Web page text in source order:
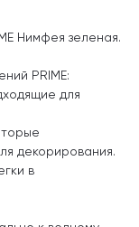
Нимфея зеленая.
PRIME:
для
декорирования.
в